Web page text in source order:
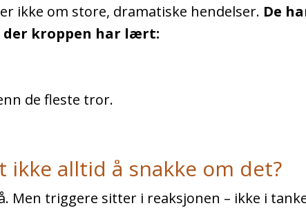
ikke om store, dramatiske hendelser. De
der kroppen har lært:
de fleste tror.
alltid å snakke om det?
Men triggere sitter i reaksjonen – ikke i